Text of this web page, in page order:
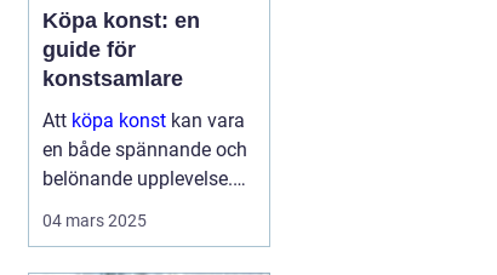
Köpa konst: en
guide för
konstsamlare
Att köpa konst kan vara
en både spännande och
belönande upplevelse.
04 mars 2025